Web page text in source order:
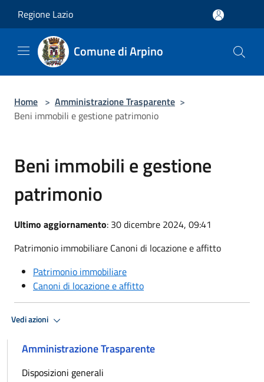
Regione Lazio
Comune di Arpino
Home > Amministrazione Trasparente >
Beni immobili e gestione patrimonio
Beni immobili e gestione
patrimonio
Ultimo aggiornamento: 30 dicembre 2024, 09:41
Patrimonio immobiliare Canoni di locazione e affitto
Patrimonio immobiliare
Canoni di locazione e affitto
Vedi azioni
Amministrazione Trasparente
Disposizioni generali